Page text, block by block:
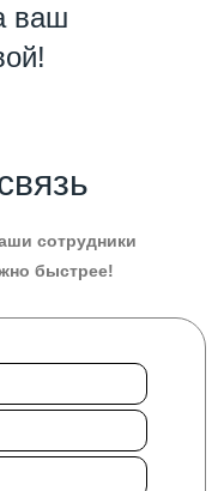
ваш
сотрудники
быстрее!